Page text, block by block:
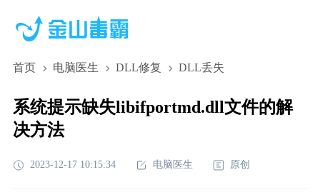
首页 电脑医生 DLL修复 DLL丢失
系统提示缺失libifportmd.dll文件的解
决方法
2023-12-17 10:15:34 电脑医生 原创